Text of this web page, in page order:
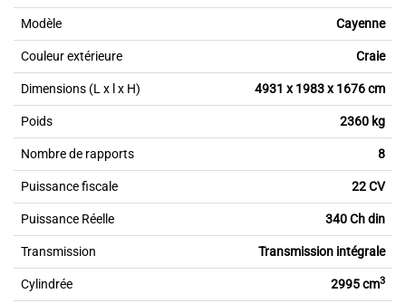
Modèle Cayenne
Couleur extérieure Craie
Dimensions (L x l x H) 4931 x 1983 x 1676 cm
Poids 2360 kg
Nombre de rapports 8
Puissance fiscale 22 CV
Puissance Réelle 340 Ch din
Transmission Transmission intégrale
Cylindrée 2995 cm3